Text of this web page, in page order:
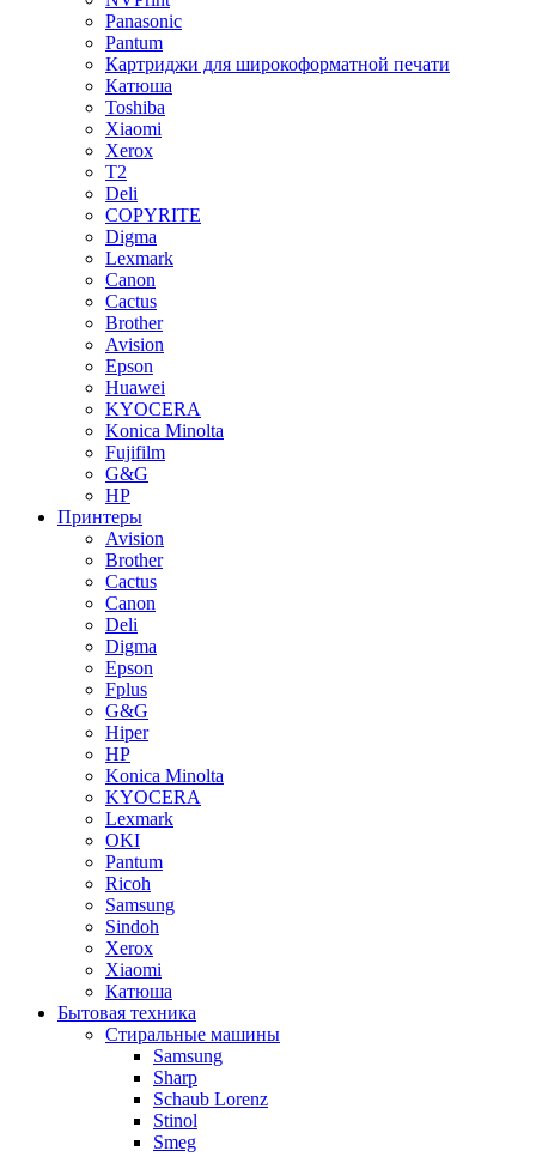
Panasonic
Pantum
Картриджи для широкоформатной печати
Катюша
Toshiba
Xiaomi
Xerox
T2
Deli
COPYRITE
Digma
Lexmark
Canon
Cactus
Brother
Avision
Epson
Huawei
KYOCERA
Konica Minolta
Fujifilm
G&G
HP
Принтеры
Avision
Brother
Cactus
Canon
Deli
Digma
Epson
Fplus
G&G
Hiper
HP
Konica Minolta
KYOCERA
Lexmark
OKI
Pantum
Ricoh
Samsung
Sindoh
Xerox
Xiaomi
Катюша
Бытовая техника
Стиральные машины
Samsung
Sharp
Schaub Lorenz
Stinol
Smeg